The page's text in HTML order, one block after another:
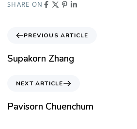
SHARE ON
PREVIOUS ARTICLE
Supakorn Zhang
NEXT ARTICLE
Pavisorn Chuenchum